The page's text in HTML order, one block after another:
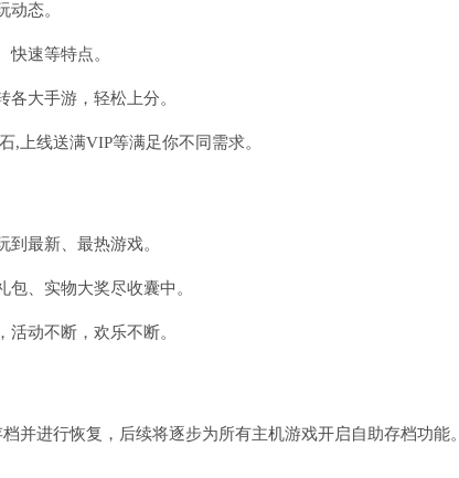
态。
速等特点。
大手游，轻松上分。
,上线送满VIP等满足你不同需求。
最新、最热游戏。
、实物大奖尽收囊中。
动不断，欢乐不断。
并进行恢复，后续将逐步为所有主机游戏开启自助存档功能。